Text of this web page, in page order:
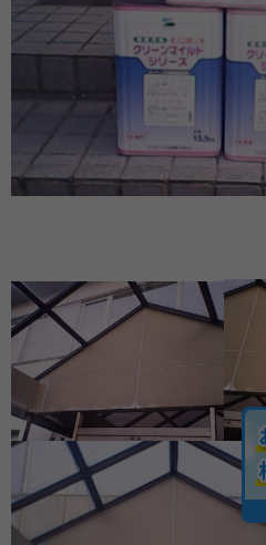
玄関入口施